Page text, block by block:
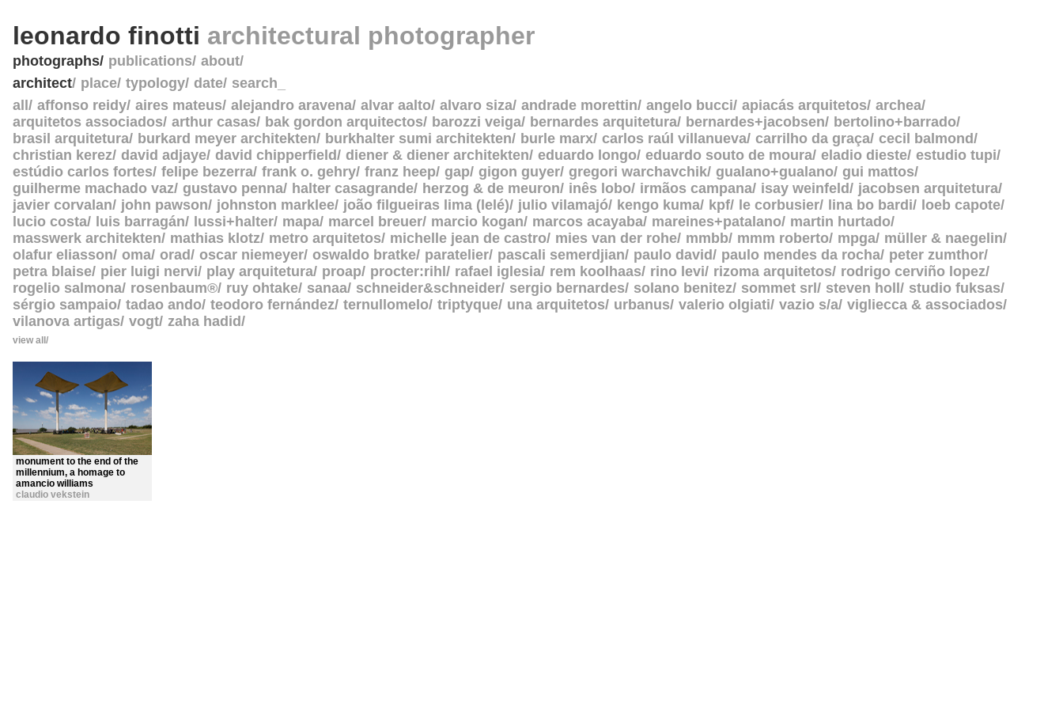
leonardo finotti architectural photographer
photographs publications about
architect place typology date search_
all
affonso reidy aires mateus alejandro aravena alvar aalto alvaro siza andrade morettin angelo bucci apiacás arquitetos archea
arquitetos associados arthur casas bak gordon arquitectos barozzi veiga bernardes arquitetura bernardes+jacobsen
bertolino+barrado
brasil arquitetura
burkard meyer architekten burkhalter sumi architekten burle marx carlos raúl villanueva carrilho da graça cecil balmond
christian kerez david adjaye david chipperfield diener & diener architekten eduardo longo eduardo souto de moura eladio dieste estudio tupi
estúdio carlos fortes felipe bezerra frank o. gehry franz heep gap gigon guyer gregori warchavchik gualano+gualano gui mattos
guilherme machado vaz gustavo penna halter casagrande herzog & de meuron inês lobo irmãos campana isay weinfeld
jacobsen arquitetura
javier corvalan
john pawson johnston marklee joão filgueiras lima (lelé) julio vilamajó kengo kuma kpf le corbusier lina bo bardi
loeb capote
lucio costa
luis barragán lussi+halter mapa marcel breuer marcio kogan marcos acayaba mareines+patalano martin hurtado
masswerk architekten
mathias klotz metro arquitetos michelle jean de castro mies van der rohe mmbb mmm roberto mpga müller & naegelin
olafur eliasson oma orad oscar niemeyer oswaldo bratke paratelier pascali semerdjian paulo david paulo mendes da rocha peter zumthor
petra blaise pier luigi nervi play arquitetura proap procter:rihl rafael iglesia rem koolhaas rino levi rizoma arquitetos
rodrigo cerviño lopez
rogelio salmona rosenbaum® ruy ohtake sanaa schneider&schneider sergio bernardes solano benitez sommet srl steven holl
studio fuksas
sérgio sampaio tadao ando teodoro fernández ternullomelo triptyque una arquitetos urbanus valerio olgiati vazio s/a vigliecca & associados
vilanova artigas vogt zaha hadid
view all
monument to the end of the
millennium, a homage to
amancio williams
claudio vekstein